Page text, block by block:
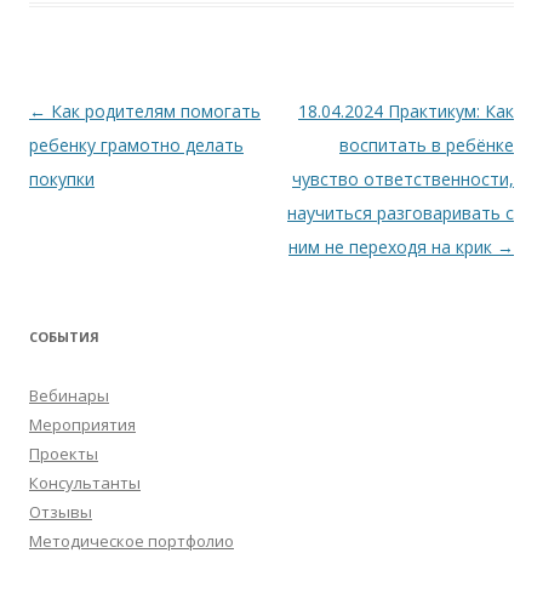
Навигация
по
записям
← Как родителям помогать
ребенку грамотно делать
покупки
18.04.2024 Практикум: Как
воспитать в ребёнке
чувство ответственности,
научиться разговаривать с
ним не переходя на крик →
СОБЫТИЯ
Вебинары
Мероприятия
Проекты
Консультанты
Отзывы
Методическое портфолио